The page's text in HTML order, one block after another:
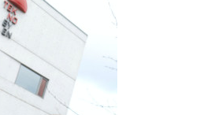
e
d
I
s